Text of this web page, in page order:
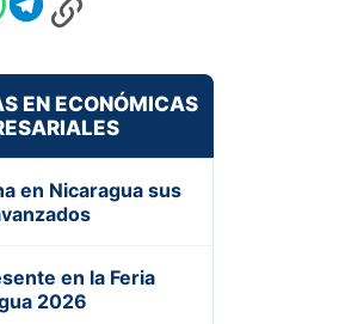
EN ECONÓMICAS
en Nicaragua sus
en la Feria
2026